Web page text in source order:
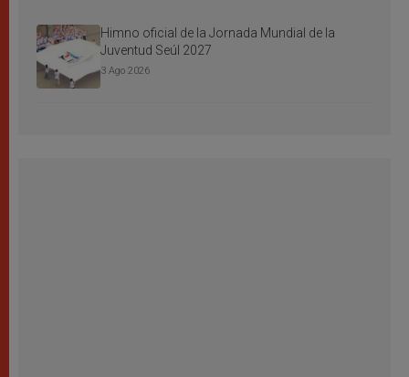
Himno oficial de la Jornada Mundial de la
Juventud Seúl 2027
3 Ago 2026